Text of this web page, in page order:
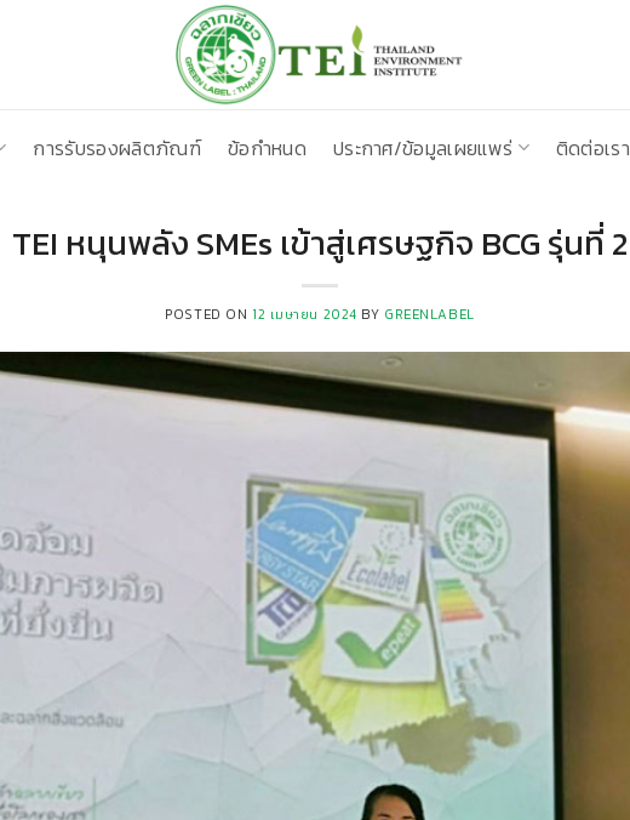
การรับรองผลิตภัณฑ์ ข้อกำหนด ประกาศ/ข้อมูลเผยแพร่ ติดต่อเรา
TEI หนุนพลัง SMEs เข้าสู่เศรษฐกิจ BCG รุ่นที่ 2
POSTED ON 12 เมษายน 2024 BY GREENLABEL